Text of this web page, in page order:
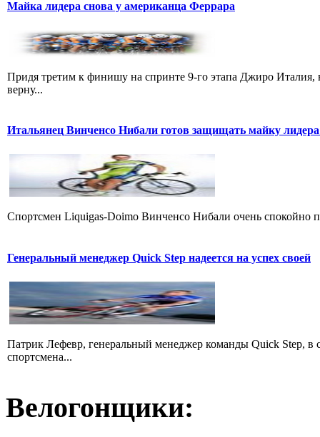
Майка лидера снова у американца Феррара
Придя третим к финишу на спринте 9-го этапа Джиро
верну...
Итальянец Винченсо Нибали готов защищать майку
Cпортсмен Liquigas-Doimo Винченсо Нибали очень спокойно
Генеральный менеджер Quick Step надеется на успех своей
Патрик Лефевр, генеральный менеджер команды Quick Step, в
спортсмена...
Велогонщики: